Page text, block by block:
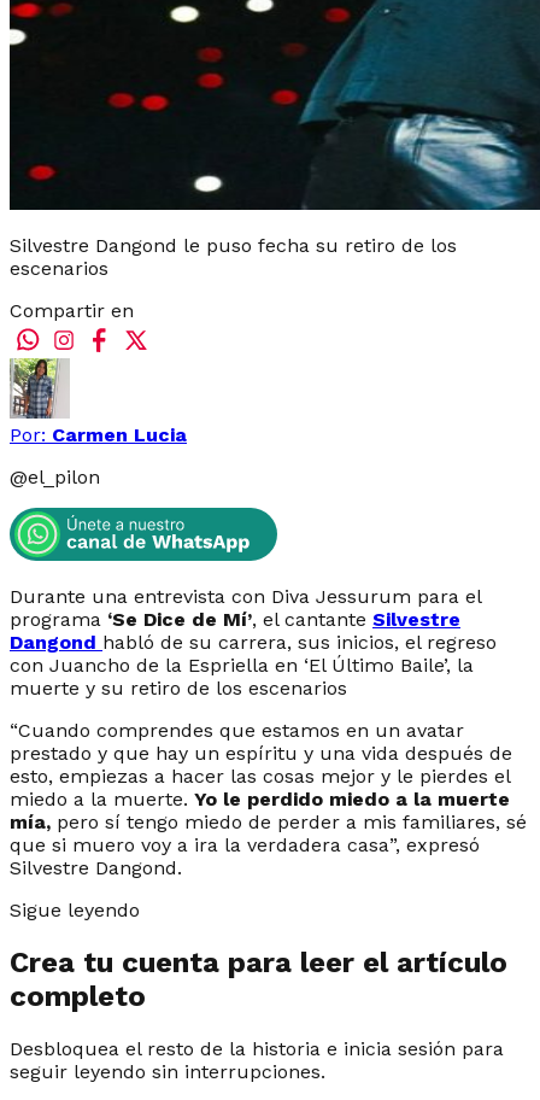
Silvestre Dangond le puso fecha su retiro de los
escenarios
Compartir en
Por: Carmen Lucia
@el_pilon
Durante una entrevista con Diva Jessurum para el
programa ‘Se Dice de Mí’, el cantante Silvestre
Dangond habló de su carrera, sus inicios, el regreso
con Juancho de la Espriella en ‘El Último Baile’, la
muerte y su retiro de los escenarios
“Cuando comprendes que estamos en un avatar
prestado y que hay un espíritu y una vida después de
esto, empiezas a hacer las cosas mejor y le pierdes el
miedo a la muerte. Yo le perdido miedo a la muerte
mía, pero sí tengo miedo de perder a mis familiares, sé
que si muero voy a ira la verdadera casa”, expresó
Silvestre Dangond.
Sigue leyendo
Crea tu cuenta para leer el artículo
completo
Desbloquea el resto de la historia e inicia sesión para
seguir leyendo sin interrupciones.